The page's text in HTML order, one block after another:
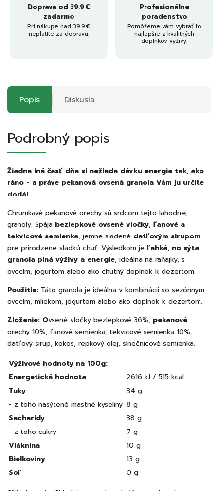
Doprava od 39.9 €
zadarmo
Pri nákupe nad 39.9 €
neplatíte za dopravu.
Profesionálne
poradenstvo
Pomôžeme vám vybrať to
najlepšie z kvalitných
doplnkov výživy.
Popis Diskusia
Podrobný popis
Žiadna iná časť dňa si nežiada dávku energie tak, ako
ráno - a práve pekanová ovsená granola Vám ju určite
dodá!
Chrumkavé pekanové orechy sú srdcom tejto lahodnej
granoly. Spája bezlepkové ovsené vločky, ľanové a
tekvicové semienka, jemne sladené datľovým sirupom
pre prirodzene sladkú chuť. Výsledkom je ľahká, no sýta
granola plná výživy a energie, ideálna na raňajky, s
ovocím, jogurtom alebo ako chutný doplnok k dezertom.
Použitie: Táto granola je ideálna v kombinácii so sezónnym
ovocím, mliekom, jogurtom alebo ako doplnok k dezertom.
Zloženie: Ovsené vločky bezlepkové 36%, pekanové
orechy 10%, ľanové semienka, tekvicové semienka 10%,
datľový sirup, kokos, repkový olej, slnečnicové semienka.
Výživové hodnoty na 100g:
Energetická hodnota
2616 kJ / 515 kcal
Tuky
34 g
- z toho nasýtené mastné kyseliny 8 g
Sacharidy
38 g
- z toho cukry
7 g
Vláknina
10 g
Bielkoviny
13 g
Soľ
0 g